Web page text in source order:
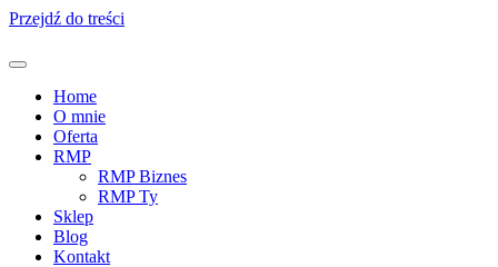
Przejdź do treści
Home
O mnie
Oferta
RMP
RMP Biznes
RMP Ty
Sklep
Blog
Kontakt